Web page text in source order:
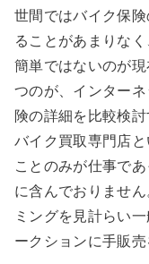
世間ではバイク保
ることがあまりな
簡単ではないのが
つのが、インター
険の詳細を比較検
バイク買取専門店
ことのみが仕事で
に含んでおりませ
ミングを見計らい
ークションに手販売